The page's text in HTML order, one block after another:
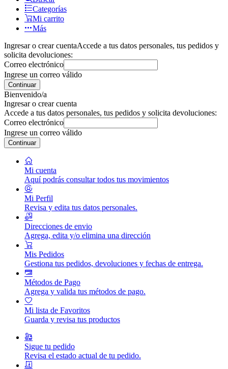
Categorías
Mi carrito
Más
Ingresar o crear cuentaAccede a tus datos personales, tus pedidos y
solicita devoluciones:
Correo electrónico
Ingrese un correo válido
Continuar
Bienvenido/a
Ingresar o crear cuenta
Accede a tus datos personales, tus pedidos y solicita devoluciones:
Correo electrónico
Ingrese un correo válido
Continuar
Mi cuenta
Aquí podrás consultar todos tus movimientos
Mi Perfil
Revisa y edita tus datos personales.
Direcciones de envio
Agrega, edita y/o elimina una dirección
Mis Pedidos
Gestiona tus pedidos, devoluciones y fechas de entrega.
Métodos de Pago
Agrega y valida tus métodos de pago.
Mi lista de Favoritos
Guarda y revisa tus productos
Sigue tu pedido
Revisa el estado actual de tu pedido.